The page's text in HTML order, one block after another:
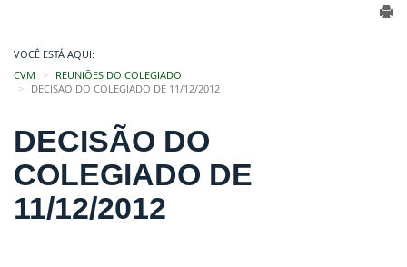
VOCÊ ESTÁ AQUI:
CVM
REUNIÕES DO COLEGIADO
DECISÃO DO COLEGIADO DE 11/12/2012
DECISÃO DO
COLEGIADO DE
11/12/2012